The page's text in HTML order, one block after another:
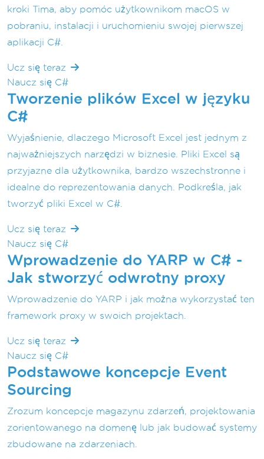
kroki Tima, aby pomóc użytkownikom macOS w
pobraniu, instalacji i uruchomieniu swojej pierwszej
aplikacji C#.
Ucz się teraz
Naucz się C#
Tworzenie plików Excel w języku
C#
Wyjaśnienie, dlaczego Microsoft Excel jest jednym z
najważniejszych narzędzi w biznesie. Pliki Excel są
przyjazne dla użytkownika, bardzo wszechstronne i
idealne do reprezentowania danych. Podkreśla, jak
tworzyć pliki Excel w C#.
Ucz się teraz
Naucz się C#
Wprowadzenie do YARP w C# -
Jak stworzyć odwrotny proxy
Wprowadzenie do YARP i jak można wykorzystać ten
framework proxy w swoich projektach.
Ucz się teraz
Naucz się C#
Podstawowe koncepcje Event
Sourcing
Zrozum koncepcje magazynu zdarzeń, projektowania
zorientowanego na domenę lub jak budować systemy
zbudowane na zdarzeniach.